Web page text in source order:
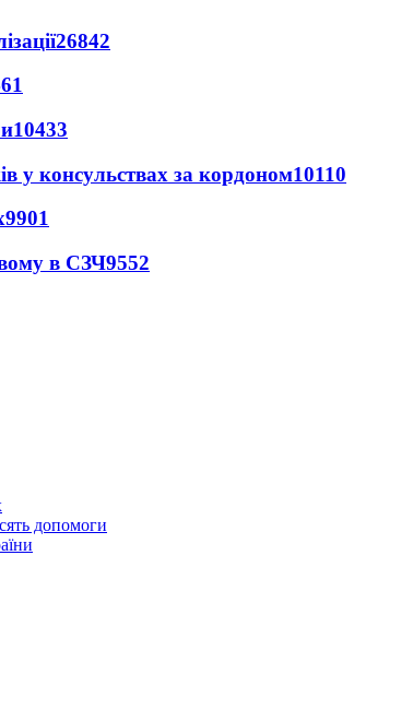
26842
10433
у консульствах за кордоном10110
9901
в СЗЧ9552
допомоги